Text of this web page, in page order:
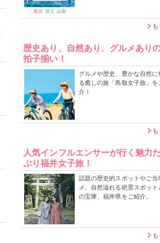
歴史あり、自然あり、グルメあり
拍子揃い！
グルメや歴史、豊かな自然に
る癒しの旅「鳥取女子旅」を
介！
人気インフルエンサーが行く魅力
ぷり福井女子旅！
話題の歴史的スポットやご当
メ、自然溢れる絶景スポット
の宝庫、福井県をご紹介。